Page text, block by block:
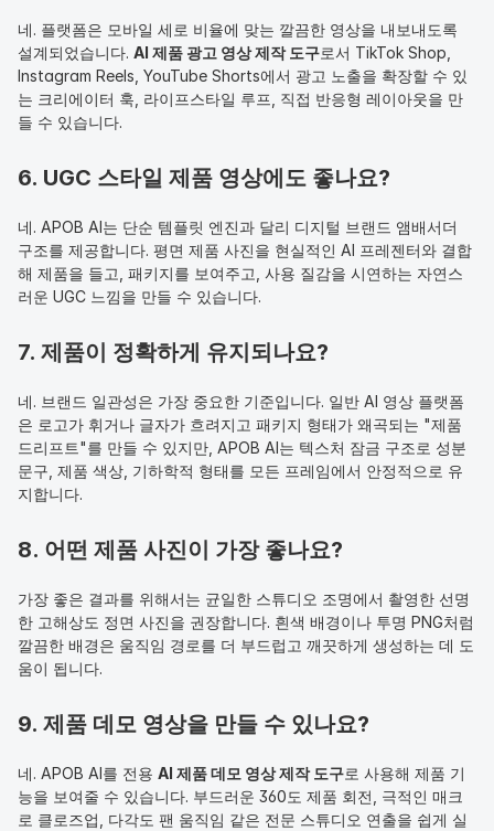
네. 플랫폼은 모바일 세로 비율에 맞는 깔끔한 영상을 내보내도록
설계되었습니다. AI 제품 광고 영상 제작 도구로서 TikTok Shop,
Instagram Reels, YouTube Shorts에서 광고 노출을 확장할 수 있
는 크리에이터 훅, 라이프스타일 루프, 직접 반응형 레이아웃을 만
들 수 있습니다.
6. UGC 스타일 제품 영상에도 좋나요?
네. APOB AI는 단순 템플릿 엔진과 달리 디지털 브랜드 앰배서더
구조를 제공합니다. 평면 제품 사진을 현실적인 AI 프레젠터와 결합
해 제품을 들고, 패키지를 보여주고, 사용 질감을 시연하는 자연스
러운 UGC 느낌을 만들 수 있습니다.
7. 제품이 정확하게 유지되나요?
네. 브랜드 일관성은 가장 중요한 기준입니다. 일반 AI 영상 플랫폼
은 로고가 휘거나 글자가 흐려지고 패키지 형태가 왜곡되는 "제품
드리프트"를 만들 수 있지만, APOB AI는 텍스처 잠금 구조로 성분
문구, 제품 색상, 기하학적 형태를 모든 프레임에서 안정적으로 유
지합니다.
8. 어떤 제품 사진이 가장 좋나요?
가장 좋은 결과를 위해서는 균일한 스튜디오 조명에서 촬영한 선명
한 고해상도 정면 사진을 권장합니다. 흰색 배경이나 투명 PNG처럼
깔끔한 배경은 움직임 경로를 더 부드럽고 깨끗하게 생성하는 데 도
움이 됩니다.
9. 제품 데모 영상을 만들 수 있나요?
네. APOB AI를 전용 AI 제품 데모 영상 제작 도구로 사용해 제품 기
능을 보여줄 수 있습니다. 부드러운 360도 제품 회전, 극적인 매크
로 클로즈업, 다각도 팬 움직임 같은 전문 스튜디오 연출을 쉽게 실